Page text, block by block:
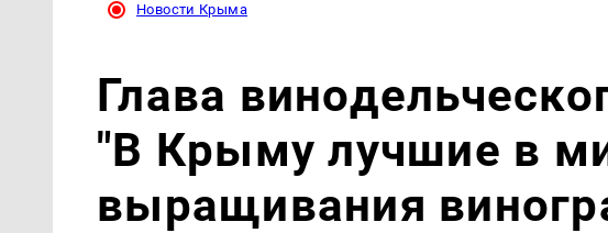
Новости Крыма
Глава
"В Крыму лучшие в
выращивания